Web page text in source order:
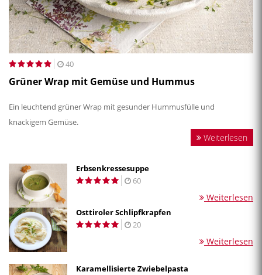
40
Grüner Wrap mit Gemüse und Hummus
Ein leuchtend grüner Wrap mit gesunder Hummusfülle und
knackigem Gemüse.
Weiterlesen
Erbsenkressesuppe
60
Weiterlesen
Osttiroler Schlipfkrapfen
20
Weiterlesen
Karamellisierte Zwiebelpasta